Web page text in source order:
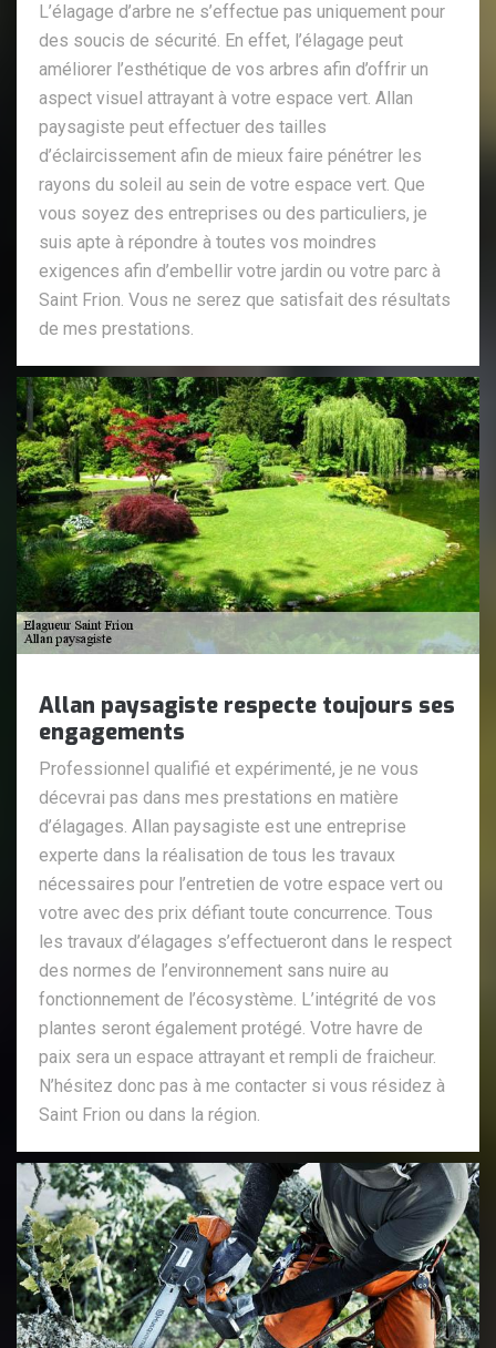
L’élagage d’arbre ne s’effectue pas uniquement pour
des soucis de sécurité. En effet, l’élagage peut
améliorer l’esthétique de vos arbres afin d’offrir un
aspect visuel attrayant à votre espace vert. Allan
paysagiste peut effectuer des tailles
d’éclaircissement afin de mieux faire pénétrer les
rayons du soleil au sein de votre espace vert. Que
vous soyez des entreprises ou des particuliers, je
suis apte à répondre à toutes vos moindres
exigences afin d’embellir votre jardin ou votre parc à
Saint Frion. Vous ne serez que satisfait des résultats
de mes prestations.
Allan paysagiste respecte toujours ses
engagements
Professionnel qualifié et expérimenté, je ne vous
décevrai pas dans mes prestations en matière
d’élagages. Allan paysagiste est une entreprise
experte dans la réalisation de tous les travaux
nécessaires pour l’entretien de votre espace vert ou
votre avec des prix défiant toute concurrence. Tous
les travaux d’élagages s’effectueront dans le respect
des normes de l’environnement sans nuire au
fonctionnement de l’écosystème. L’intégrité de vos
plantes seront également protégé. Votre havre de
paix sera un espace attrayant et rempli de fraicheur.
N’hésitez donc pas à me contacter si vous résidez à
Saint Frion ou dans la région.